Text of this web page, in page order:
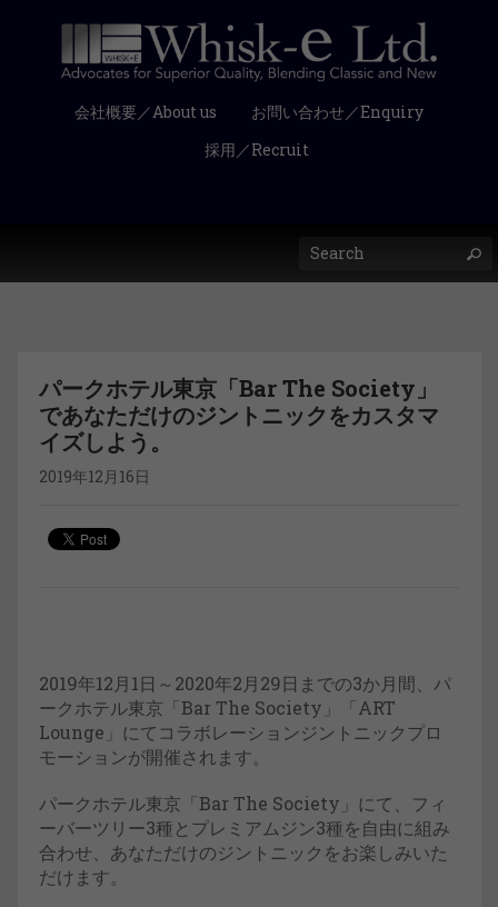
会社概要／About us
お問い合わせ／Enquiry
採用／Recruit
パークホテル東京「Bar The Society」
であなただけのジントニックをカスタマ
イズしよう。
2019年12月16日
2019年12月1日～2020年2月29日までの3か月間、パ
ークホテル東京「Bar The Society」「ART
Lounge」にてコラボレーションジントニックプロ
モーションが開催されます。
パークホテル東京「Bar The Society」にて、フィ
ーバーツリー3種とプレミアムジン3種を自由に組み
合わせ、あなただけのジントニックをお楽しみいた
だけます。